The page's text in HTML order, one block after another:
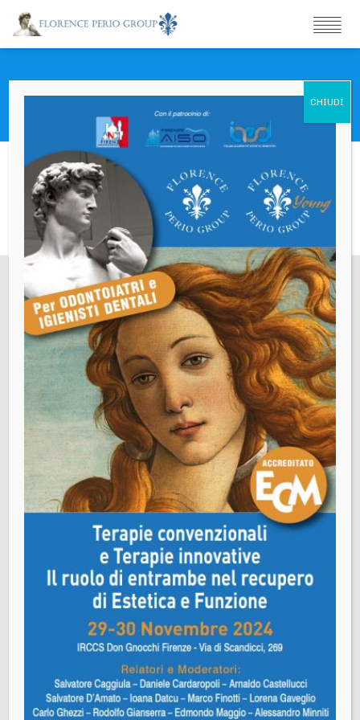
Gobbato Fabrizio
Sede Legale
Via Gino Capponi,26
50121 Firenze
Segreteria